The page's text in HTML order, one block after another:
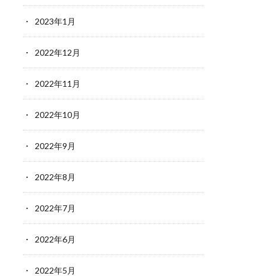
2023年1月
2022年12月
2022年11月
2022年10月
2022年9月
2022年8月
2022年7月
2022年6月
2022年5月